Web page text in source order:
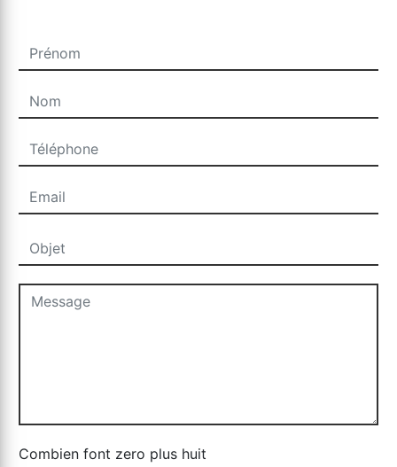
Combien font zero plus huit